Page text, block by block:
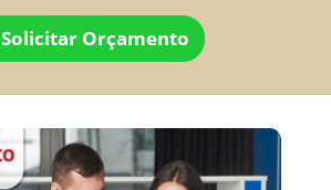
Solicitar Orçamento